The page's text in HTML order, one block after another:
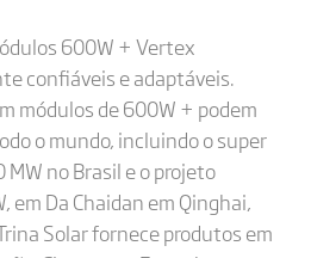
600W + Vertex
confiáveis ​​e adaptáveis.
módulos de 600W + podem
o mundo, incluindo o super
no Brasil e o projeto
em Da Chaidan em Qinghai,
Solar fornece produtos em